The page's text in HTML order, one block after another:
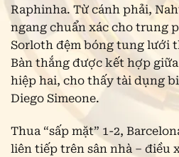
Raphinha. Từ cánh phải,
ngang chuẩn xác cho trung
Sorloth đệm bóng tung lưới
Bàn thắng được kết hợp
hiệp hai, cho thấy tài dụng
Diego Simeone.
Thua “sấp mặt” 1-2,
liên tiếp trên sân nhà – điều